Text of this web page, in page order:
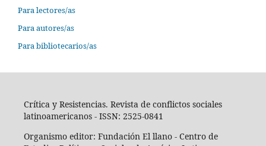
Para lectores/as
Para autores/as
Para bibliotecarios/as
Crítica y Resistencias. Revista de conflictos sociales
latinoamericanos - ISSN: 2525-0841
Organismo editor: Fundación El llano - Centro de